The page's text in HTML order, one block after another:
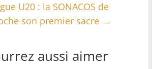
U20 : la SONACOS de
son premier sacre →
aussi aimer